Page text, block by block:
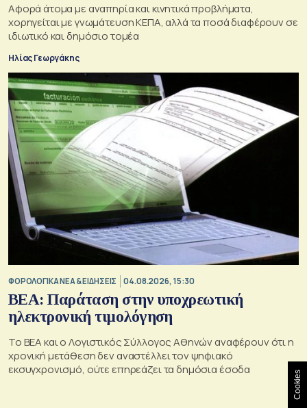
Αφορά άτομα με αναπηρία και κινητικά προβλήματα,
χορηγείται με γνωμάτευση ΚΕΠΑ, αλλά τα ποσά διαφέρουν σε
ιδιωτικό και δημόσιο τομέα
Ηλίας Γεωργάκης
ΦΟΡΟΛΟΓΙΚΑ ΝΕΑ & EΙΔΗΣΕΙΣ 04.08.2026, 15:30
BEA: Παράταση στην υποχρεωτική
ηλεκτρονική τιμολόγηση
To BEA και ο Λογιστικός Σύλλογος Αθηνών αναφέρουν ότι η
χρονική μετάθεση δεν αναστέλλει τον ψηφιακό
εκσυγχρονισμό, ούτε επηρεάζει τα δημόσια έσοδα
Cookies